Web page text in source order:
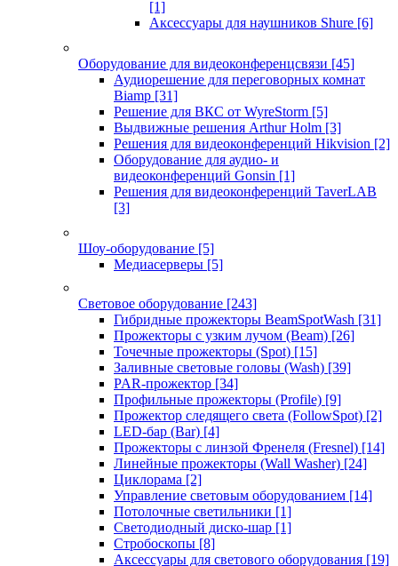
[1]
Аксессуары для наушников Shure [6]
Оборудование для видеоконференцсвязи [45]
Аудиорешение для переговорных комнат
Biamp [31]
Решение для ВКС от WyreStorm [5]
Выдвижные решения Arthur Holm [3]
Решения для видеоконференций Hikvision [2]
Оборудование для аудио- и
видеоконференций Gonsin [1]
Решения для видеоконференций TaverLAB
[3]
Шоу-оборудование [5]
Медиасерверы [5]
Световое оборудование [243]
Гибридные прожекторы BeamSpotWash [31]
Прожекторы с узким лучом (Beam) [26]
Точечные прожекторы (Spot) [15]
Заливные световые головы (Wash) [39]
PAR-прожектор [34]
Профильные прожекторы (Profile) [9]
Прожектор следящего света (FollowSpot) [2]
LED-бар (Bar) [4]
Прожекторы с линзой Френеля (Fresnel) [14]
Линейные прожекторы (Wall Washer) [24]
Циклорама [2]
Управление световым оборудованием [14]
Потолочные светильники [1]
Светодиодный диско-шар [1]
Стробоскопы [8]
Аксессуары для светового оборудования [19]